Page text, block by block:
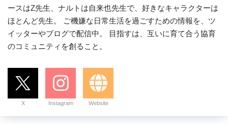
ースはZ先生、ナルトは自来也先生で、好きなキャラクターは
ほとんど先生。 ご機嫌な日常生活を過ごすための情報を、ツ
イッターやブログで配信中。 目指すは、互いに育て合う協育
のコミュニティを創ること。
X Instagram Website